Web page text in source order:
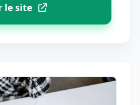
le site